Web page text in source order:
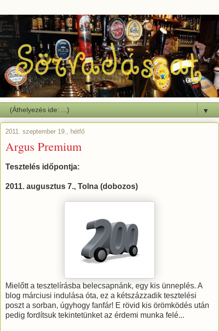
▼
2011. szeptember 19., hétfő
Argus Premium
Tesztelés időpontja:
2011. augusztus 7., Tolna (dobozos)
Mielőtt a tesztelírásba belecsapnánk, egy kis ünneplés. A
blog márciusi indulása óta, ez a kétszázzadik tesztelési
poszt a sorban, úgyhogy fanfár! E rövid kis örömködés után
pedig fordítsuk tekintetünket az érdemi munka felé...